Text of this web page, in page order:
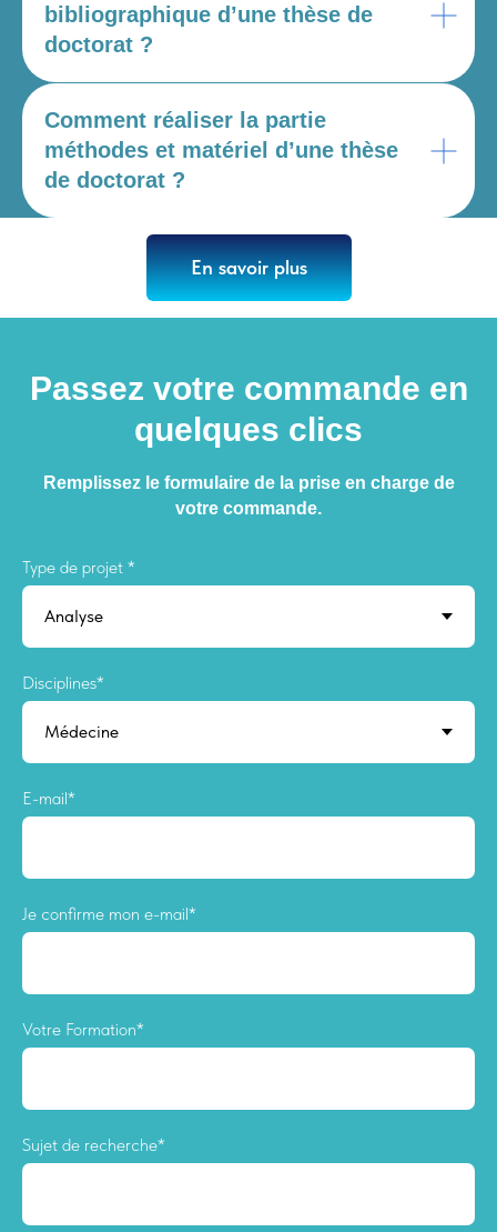
bibliographique d’une thèse de
doctorat ?
Comment réaliser la partie
méthodes et matériel d’une thèse
de doctorat ?
En savoir plus
Passez votre commande en
quelques clics
Remplissez le formulaire de la prise en charge de
votre commande.
Type de projet *
Disciplines*
E-mail*
Je confirme mon e-mail*
Votre Formation*
Sujet de recherche*